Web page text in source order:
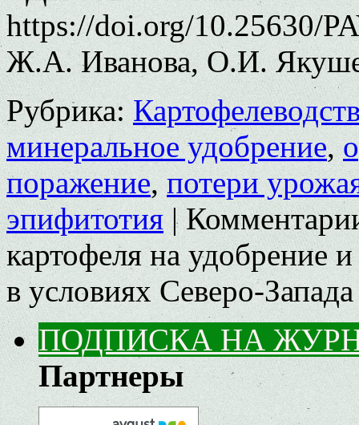
https://doi.org/10.25630/
Ж.А. Иванова, О.И.
Рубрика:
минеральное удобрение,
поражение,потери
эпифитотия |
картофеля на удобрение
в условиях Северо-
ПОДПИСКА НА
Партнеры